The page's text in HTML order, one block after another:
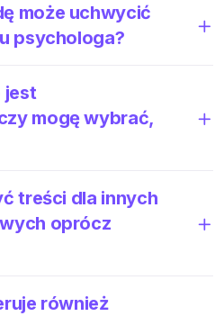
może uchwycić
psychologa?
jest
mogę wybrać,
treści dla innych
oprócz
również